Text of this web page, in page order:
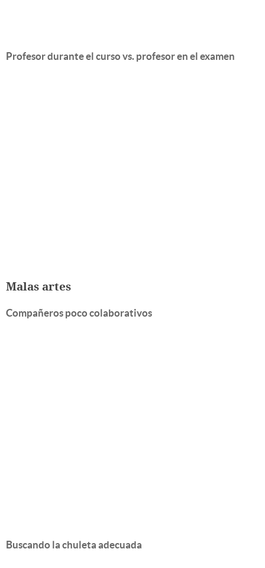
Profesor durante el curso vs. profesor en el examen
Malas artes
Compañeros poco colaborativos
Buscando la chuleta adecuada